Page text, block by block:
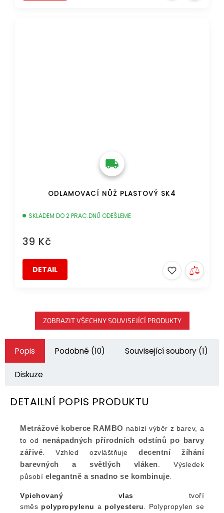
ODLAMOVACÍ NŮŽ PLASTOVÝ SK4
SKLADEM DO 2 PRAC.DNŮ ODEŠLEME
39 Kč
DETAIL
ZOBRAZIT VŠECHNY SOUVISEJÍCÍ PRODUKTY
Popis Podobné (10) Související soubory (1)
Diskuze
DETAILNÍ POPIS PRODUKTU
Metrážové koberce RAMBO nabízí výběr z barev, a
to od nenápadných přírodních odstínů po barvy
zářivé. Vzhled ozvláštňujedecentní žíhání
barevných a světlých vláken. Výsledek
působí elegantně a snadno se kombinuje.
Vpichovaný vlas
tvoří
směs polypropylenu a polyesteru. Polypropylen se